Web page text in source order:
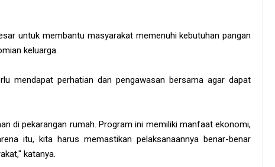
untuk membantu masyarakat memenuhi kebutuhan pangan
keluarga.
mendapat perhatian dan pengawasan bersama agar dapat
di pekarangan rumah. Program ini memiliki manfaat ekonomi,
itu, kita harus memastikan pelaksanaannya benar-benar
katanya.